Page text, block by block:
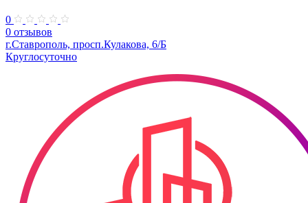
0
0 отзывов
г.Ставрополь, просп.Кулакова, 6/Б
Круглосуточно